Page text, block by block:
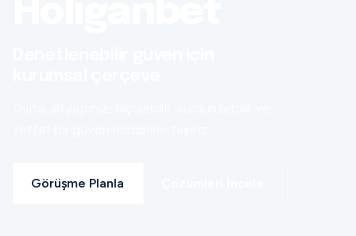
Görüşme Planla